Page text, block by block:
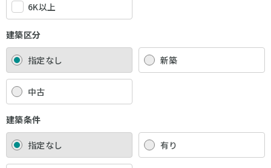
6K以上
建築区分
指定なし 新築
中古
建築条件
指定なし 有り